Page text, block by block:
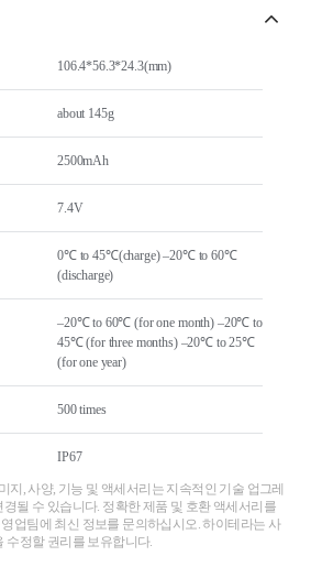
106.4*56.3*24.3(mm)
about 145g
2500mAh
7.4V
0℃ to 45℃(charge) –20℃ to 60℃
(discharge)
–20℃ to 60℃ (for one month) –20℃ to
45℃ (for three months) –20℃ to 25℃
(for one year)
500 times
IP67
지, 사양, 기능 및 액세서리는 지속적인 기술 업그레
될 수 있습니다. 정확한 제품 및 호환 액세서리를
업팀에 최신 정보를 문의하십시오. 하이테라는 사
수정할 권리를 보유합니다.